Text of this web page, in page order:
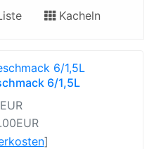
Kacheln
6/1,5L
]